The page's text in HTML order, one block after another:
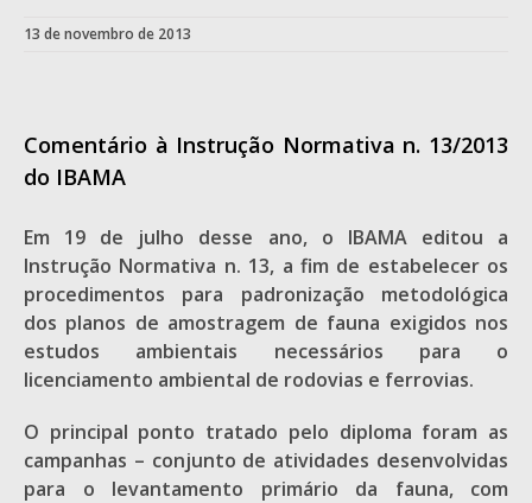
13 de novembro de 2013
Comentário à Instrução Normativa n. 13/2013
do IBAMA
Em 19 de julho desse ano, o IBAMA editou a
Instrução Normativa n. 13, a fim de estabelecer os
procedimentos para padronização metodológica
dos planos de amostragem de fauna exigidos nos
estudos ambientais necessários para o
licenciamento ambiental de rodovias e ferrovias.
O principal ponto tratado pelo diploma foram as
campanhas – conjunto de atividades desenvolvidas
para o levantamento primário da fauna, com